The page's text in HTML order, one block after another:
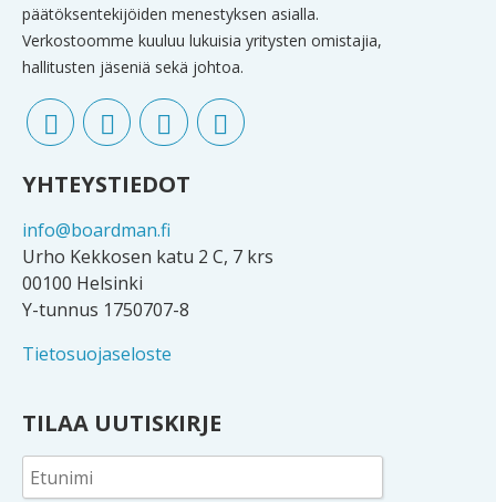
päätöksentekijöiden menestyksen asialla.
Verkostoomme kuuluu lukuisia yritysten omistajia,
hallitusten jäseniä sekä johtoa.
YHTEYSTIEDOT
info@boardman.fi
Urho Kekkosen katu 2 C, 7 krs
00100 Helsinki
Y-tunnus 1750707-8
Tietosuojaseloste
TILAA UUTISKIRJE